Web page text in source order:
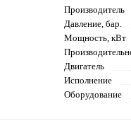
Производитель
Давление, бар.
Мощность, кВт
Двигатель
Исполнение
Оборудование